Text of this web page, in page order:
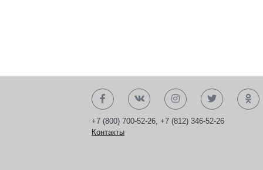
+7 (800) 700-52-26, +7 (812) 346-52-26
Контакты